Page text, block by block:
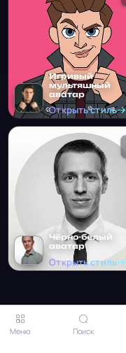
Игривый
мультяшный
аватар
Открыть стиль
Чёрно-белый
аватар
Открыть стиль
Меню Поиск